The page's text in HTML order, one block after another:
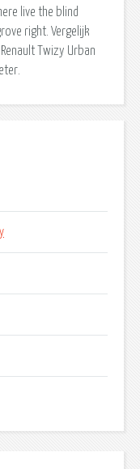
live the blind
right. Vergelijk
Twizy Urban